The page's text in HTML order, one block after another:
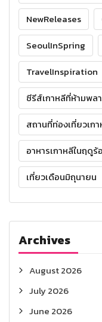
NewReleases
SeoulInSpring
TravelInspiration
ซีรีส์เกาหลีที่ห้ามพล
สถานที่ท่องเที่ยวเก
อาหารเกาหลีในฤดูร้
เที่ยวเดือนมิถุนายน
Archives
August 2026
July 2026
June 2026